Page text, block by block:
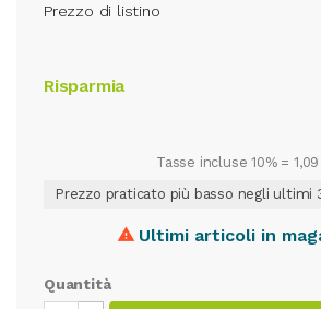
Prezzo di listino
Risparmia
Tasse incluse 10% =
Prezzo praticato più basso negli ultimi
 Ultimi articoli in
Quantità